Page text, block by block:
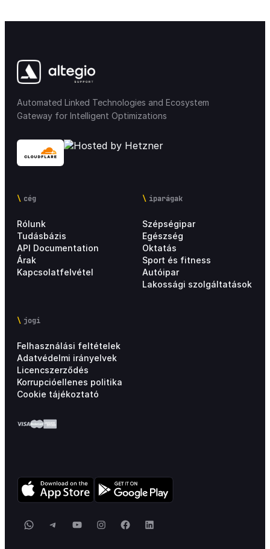
Automated Linked Technologies and Ecosystem
Gateway for Intelligent Optimizations
cég
Rólunk
Tudásbázis
API Documentation
Árak
Kapcsolatfelvétel
iparágak
Szépségipar
Egészség
Oktatás
Sport és fitness
Autóipar
Lakossági szolgáltatások
jogi
Felhasználási feltételek
Adatvédelmi irányelvek
Licencszerződés
Korrupcióellenes politika
Cookie tájékoztató
WhatsApp
TelegramYouTubeInstagram
FacebookLinkedIn